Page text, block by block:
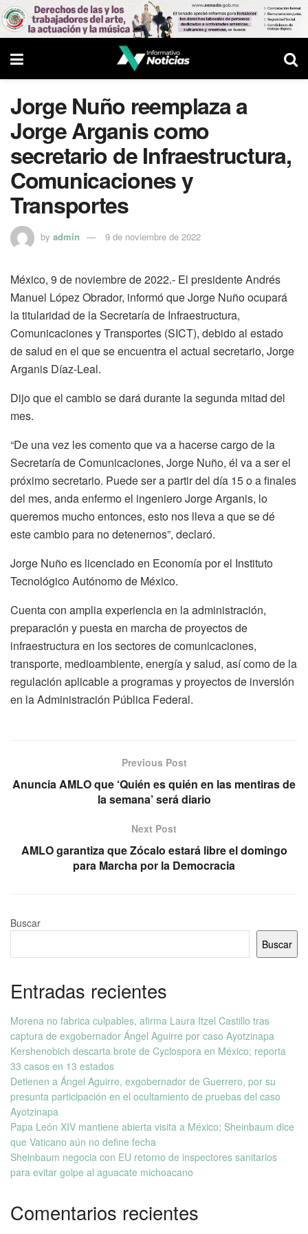
Jorge Nuño reemplaza a
Jorge Arganis como
secretario de Infraestructura,
Comunicaciones y
Transportes
by admin 9 de noviembre de 2022
México, 9 de noviembre de 2022.- El presidente Andrés
Manuel López Obrador, informó que Jorge Nuño ocupará
la titularidad de la Secretaría de Infraestructura,
Comunicaciones y Transportes (SICT), debido al estado
de salud en el que se encuentra el actual secretario, Jorge
Arganis Díaz-Leal.
Dijo que el cambio se dará durante la segunda mitad del
mes.
“De una vez les comento que va a hacerse cargo de la
Secretaría de Comunicaciones, Jorge Nuño, él va a ser el
próximo secretario. Puede ser a partir del día 15 o a finales
del mes, anda enfermo el ingeniero Jorge Arganis, lo
queremos mucho entonces, esto nos lleva a que se dé
este cambio para no detenernos”, declaró.
Jorge Nuño es licenciado en Economía por el Instituto
Tecnológico Autónomo de México.
Cuenta con amplia experiencia en la administración,
preparación y puesta en marcha de proyectos de
infraestructura en los sectores de comunicaciones,
transporte, medioambiente, energía y salud, así como de la
regulación aplicable a programas y proyectos de inversión
en la Administración Pública Federal.
Previous Post
Anuncia AMLO que ‘Quién es quién en las mentiras de
la semana’ será diario
Next Post
AMLO garantiza que Zócalo estará libre el domingo
para Marcha por la Democracia
Buscar
Buscar
Entradas recientes
Morena no fabrica culpables, afirma Laura Itzel Castillo tras
captura de exgobernador Ángel Aguirre por caso Ayotzinapa
Kershenobich descarta brote de Cyclospora en México; reporta
33 casos en 13 estados
Detienen a Ángel Aguirre, exgobernador de Guerrero, por su
presunta participación en el ocultamiento de pruebas del caso
Ayotzinapa
Papa León XIV mantiene abierta visita a México; Sheinbaum dice
que Vaticano aún no define fecha
Sheinbaum negocia con EU retorno de inspectores sanitarios
para evitar golpe al aguacate michoacano
Comentarios recientes